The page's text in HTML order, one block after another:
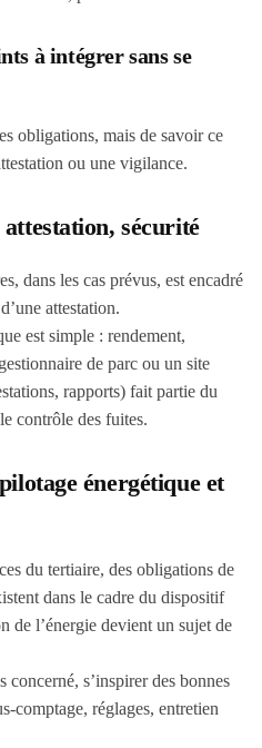
à intégrer sans se
obligations, mais de savoir ce
ou une vigilance.
sécurité
dans les cas prévus, est encadré
attestation.
est simple : rendement,
de parc ou un site
rapports) fait partie du
contrôle des fuites.
énergétique et
du tertiaire, des obligations de
dans le cadre du dispositif
de l’énergie devient un sujet de
concerné, s’inspirer des bonnes
comptage, réglages, entretien